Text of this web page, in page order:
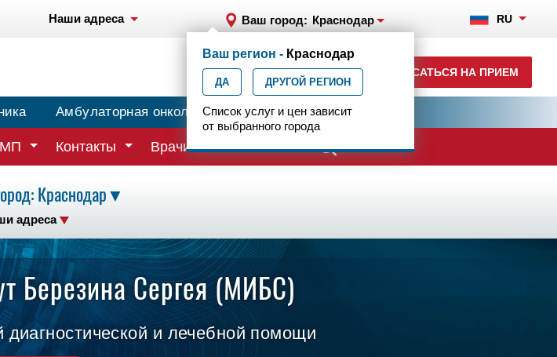
Наши адреса Ваш город: Краснодар RU
+7 (861) 200-83-22
ежедн. 8.00-00.00
ЗАПИСАТЬСЯ НА ПРИЕМ
Ваш регион - Краснодар
ДА ДРУГОЙ РЕГИОН
Список услуг и цен зависит
от выбранного города
Амбулаторная онкология Центр эпилептологии
Контакты Врачи
Краснодар▼
адреса
Березина Сергея (МИБС)
диагностической и лечебной помощи